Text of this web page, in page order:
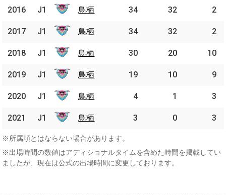
2016 鳥栖 34 32 2
2017 鳥栖 34 32 2
2018 鳥栖 30 20 10
2019 鳥栖 19 10 9
2020 鳥栖 4 1 3
2021 鳥栖 3 0 3
2016 J1 鳥栖
2017 J1 鳥栖
2018 J1 鳥栖
2019 J1 鳥栖
2020 J1 鳥栖
2021 J1 鳥栖
※所属順とはならない場合があります。
※出場時間の数値はアディショナルタイムを含めた時間を掲載してい
ましたが、現在は公式の出場時間に変更しております。